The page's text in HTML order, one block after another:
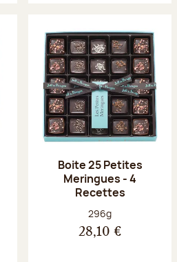
Boite 25 Petites
Meringues - 4
Recettes
Poids net :
296g
28,10 €